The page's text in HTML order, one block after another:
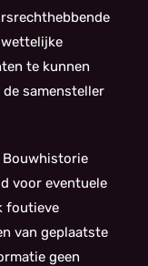
wettelijke
te kunnen
samensteller
Bouwhistorie
voor eventuele
foutieve
van geplaatste
geen